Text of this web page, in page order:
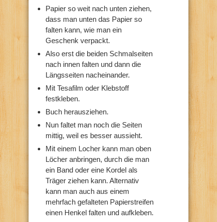
Papier so weit nach unten ziehen,
dass man unten das Papier so
falten kann, wie man ein
Geschenk verpackt.
Also erst die beiden Schmalseiten
nach innen falten und dann die
Längsseiten nacheinander.
Mit Tesafilm oder Klebstoff
festkleben.
Buch herausziehen.
Nun faltet man noch die Seiten
mittig, weil es besser aussieht.
Mit einem Locher kann man oben
Löcher anbringen, durch die man
ein Band oder eine Kordel als
Träger ziehen kann. Alternativ
kann man auch aus einem
mehrfach gefalteten Papierstreifen
einen Henkel falten und aufkleben.